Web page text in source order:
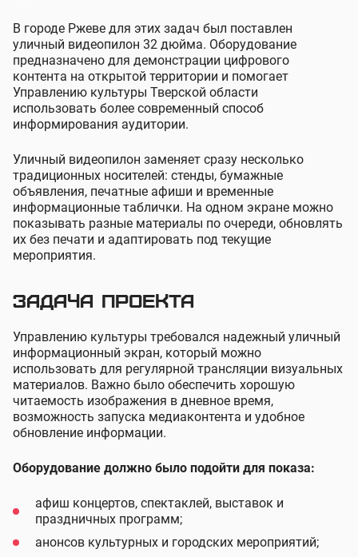
В городе Ржеве для этих задач был поставлен
уличный видеопилон 32 дюйма. Оборудование
предназначено для демонстрации цифрового
контента на открытой территории и помогает
Управлению культуры Тверской области
использовать более современный способ
информирования аудитории.
Уличный видеопилон заменяет сразу несколько
традиционных носителей: стенды, бумажные
объявления, печатные афиши и временные
информационные таблички. На одном экране можно
показывать разные материалы по очереди, обновлять
их без печати и адаптировать под текущие
мероприятия.
Задача проекта
Управлению культуры требовался надежный уличный
информационный экран, который можно
использовать для регулярной трансляции визуальных
материалов. Важно было обеспечить хорошую
читаемость изображения в дневное время,
возможность запуска медиаконтента и удобное
обновление информации.
Оборудование должно было подойти для показа:
афиш концертов, спектаклей, выставок и
праздничных программ;
анонсов культурных и городских мероприятий;